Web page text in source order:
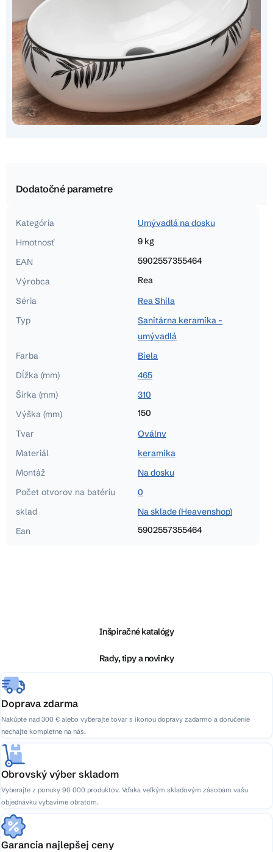
Dodatočné parametre
Kategória
Umývadlá na dosku
Hmotnosť
9 kg
EAN
5902557355464
Výrobca
Rea
Séria
Rea Shila
Typ
Sanitárna keramika -
umývadlá
Farba
Biela
Dĺžka (mm)
465
Šírka (mm)
310
Výška (mm)
150
Tvar
Oválny
Materiál
keramika
Montáž
Na dosku
Počet otvorov na batériu
0
sklad
Na sklade (Heavenshop)
Ean
5902557355464
e
Inšpiračné katalógy
Rady, tipy a novinky
Doprava zdarma
Nakúpte nad 300 € alebo vyberajte tovar s ikonou dopravy zadarmo a doručenie
nechajte kompletne na nás.
Obrovský výber skladom
Vyberajte z ponuky 90 000 produktov. Vďaka veľkým skladovým zásobám vašu
objednávku vybavíme obratom.
Garancia najlepšej ceny